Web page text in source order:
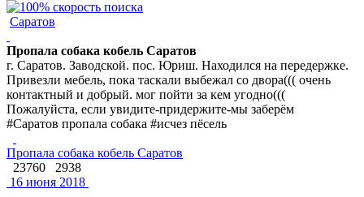
Саратов
Пропала собака кобель Саратов
г. Саратов. Заводской. пос. Юриш. Находился на передержке.
Привезли мебель, пока таскали выбежал со двора((( очень
контактный и добрый. мог пойти за кем угодно(((
Пожалуйста, если увидите-придержите-мы заберём
#Саратов пропала собака #исчез пёсель
Пропала собака кобель Саратов
23760
2938
16 июня 2018